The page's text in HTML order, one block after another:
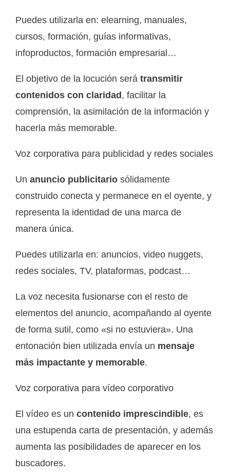
Puedes utilizarla en: elearning, manuales,
cursos, formación, guías informativas,
infoproductos, formación empresarial…
El objetivo de la locución será transmitir
contenidos con claridad, facilitar la
comprensión, la asimilación de la información y
hacerla más memorable.
Voz corporativa para publicidad y redes sociales
Un anuncio publicitario sólidamente
construido conecta y permanece en el oyente, y
representa la identidad de una marca de
manera única.
Puedes utilizarla en: anuncios, video nuggets,
redes sociales, TV, plataformas, podcast…
La voz necesita fusionarse con el resto de
elementos del anuncio, acompañando al oyente
de forma sutil, como «si no estuviera». Una
entonación bien utilizada envía un mensaje
más impactante y memorable.
Voz corporativa para vídeo corporativo
El vídeo es un contenido imprescindible, es
una estupenda carta de presentación, y además
aumenta las posibilidades de aparecer en los
buscadores.